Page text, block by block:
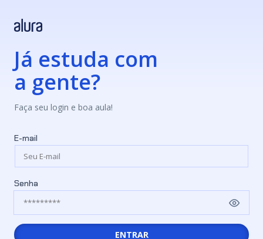
Já estuda com
a gente?
Faça seu login e boa aula!
E-mail
Senha
ENTRAR